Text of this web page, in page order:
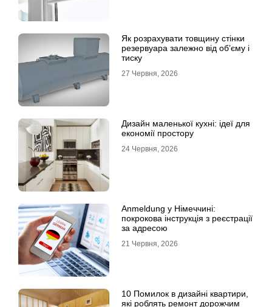
Як розрахувати товщину стінки
резервуара залежно від об’єму і
тиску
27 Червня, 2026
Дизайн маленької кухні: ідеї для
економії простору
24 Червня, 2026
Anmeldung у Німеччині:
покрокова інструкція з реєстрації
за адресою
21 Червня, 2026
10 Помилок в дизайні квартири,
які роблять ремонт дорожчим